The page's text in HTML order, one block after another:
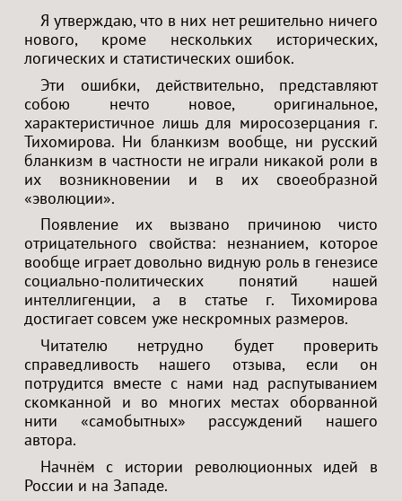
Я утверждаю, что в них нет решительно ничего
нового, кроме нескольких исторических,
логических и статистических ошибок.
Эти ошибки, действительно, представляют
собою нечто новое, оригинальное,
характеристичное лишь для миросозерцания г.
Тихомирова. Ни бланкизм вообще, ни русский
бланкизм в частности не играли никакой роли в
их возникновении и в их своеобразной
«эволюции».
Появление их вызвано причиною чисто
отрицательного свойства: незнанием, которое
вообще играет довольно видную роль в генезисе
социально-политических понятий нашей
интеллигенции, а в статье г. Тихомирова
достигает совсем уже нескромных размеров.
Читателю нетрудно будет проверить
справедливость нашего отзыва, если он
потрудится вместе с нами над распутыванием
скомканной и во многих местах оборванной
нити «самобытных» рассуждений нашего
автора.
Начнём с истории революционных идей в
России и на Западе.